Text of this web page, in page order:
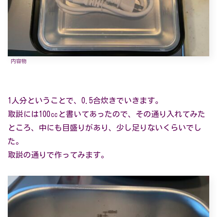
内容物
1人分ということで、0.5合炊きでいきます。
取説には100㏄と書いてあったので、その通り入れてみた
ところ、中にも目盛りがあり、少し足りないくらいでし
た。
取説の通りで作ってみます。